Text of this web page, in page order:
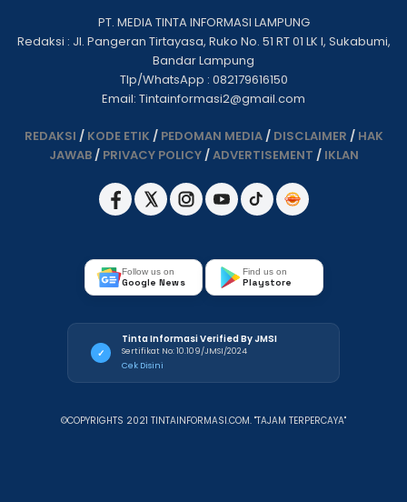
PT. MEDIA TINTA INFORMASI LAMPUNG
Redaksi : Jl. Pangeran Tirtayasa, Ruko No. 51 RT 01 LK I, Sukabumi,
Bandar Lampung
Tlp/WhatsApp : 082179616150
Email: Tintainformasi2@gmail.com
REDAKSI / KODE ETIK / PEDOMAN MEDIA/ DISCLAIMER / HAK
JAWAB/ PRIVACY POLICY/ADVERTISEMENT / IKLAN
Follow us on
Google News
Find us on
Playstore
✓
Tinta Informasi Verified By JMSI
Sertifikat No: 10.109/JMSI/2024
Cek Disini
©COPYRIGHTS 2021 TINTAINFORMASI.COM. "TAJAM TERPERCAYA"